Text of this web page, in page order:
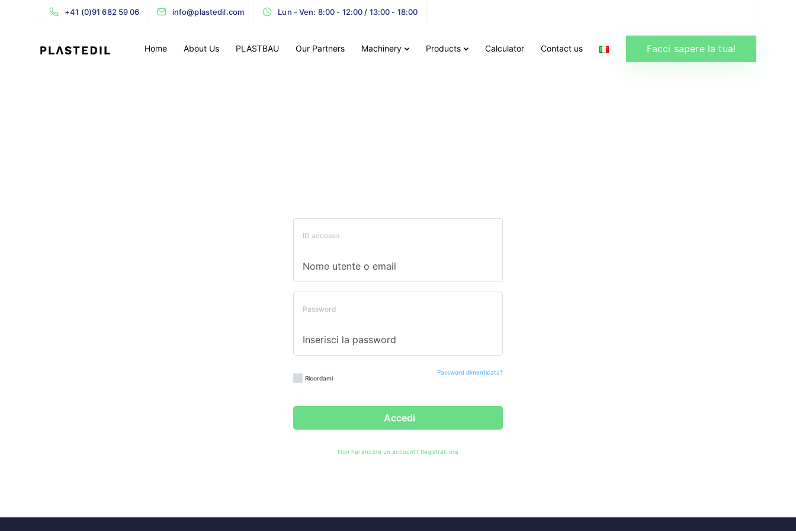
+41 (0)91 682 59 06 info@plastedil.com Lun - Ven: 8:00 - 12:00 / 13:00 - 18:00
Home About Us PLASTBAU Our Partners Machinery Products Calculator Contact us Facci sapere la tua!
ID accesso
Password
Ricordami
Password dimenticata?
Accedi
Non hai ancora un account? Registrati ora